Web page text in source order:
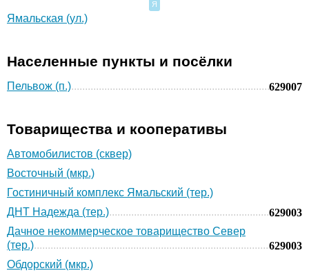
Я
Ямальская (ул.)
Населенные пункты и посёлки
Пельвож (п.) 629007
Товарищества и кооперативы
Автомобилистов (сквер)
Восточный (мкр.)
Гостиничный комплекс Ямальский (тер.)
ДНТ Надежда (тер.)
629003
Дачное некоммерческое товарищество Север
(тер.)
629003
Обдорский (мкр.)